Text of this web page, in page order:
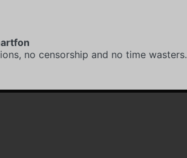
no censorship and no time wasters.